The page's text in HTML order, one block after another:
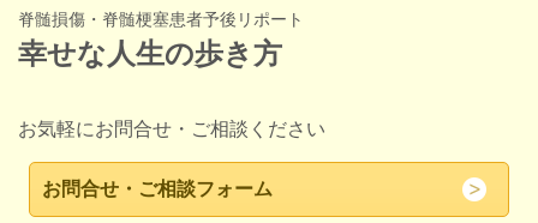
脊髄損傷・脊髄梗塞患者予後リポート
幸せな人生の歩き方
お気軽にお問合せ・ご相談ください
お問合せ・ご相談フォーム